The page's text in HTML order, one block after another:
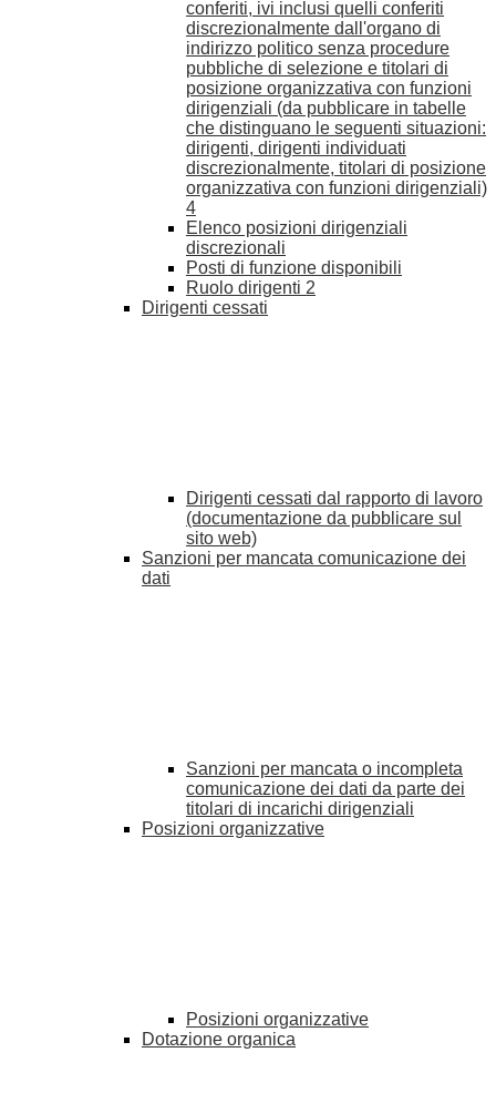
conferiti, ivi inclusi quelli conferiti
discrezionalmente dall'organo di
indirizzo politico senza procedure
pubbliche di selezione e titolari di
posizione organizzativa con funzioni
dirigenziali (da pubblicare in tabelle
che distinguano le seguenti situazioni:
dirigenti, dirigenti individuati
discrezionalmente, titolari di posizione
organizzativa con funzioni dirigenziali)
4
Elenco posizioni dirigenziali
discrezionali
Posti di funzione disponibili
Ruolo dirigenti 2
Dirigenti cessati
Dirigenti cessati dal rapporto di lavoro
(documentazione da pubblicare sul
sito web)
Sanzioni per mancata comunicazione dei
dati
Sanzioni per mancata o incompleta
comunicazione dei dati da parte dei
titolari di incarichi dirigenziali
Posizioni organizzative
Posizioni organizzative
Dotazione organica